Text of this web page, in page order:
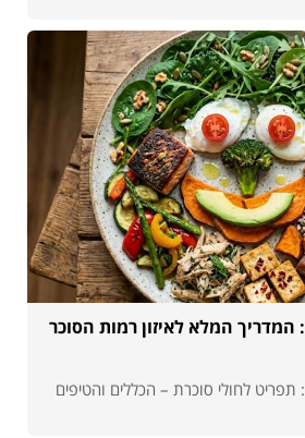
המדריך המלא לאיזון רמות הסוכר
לחולי סוכרת – הכללים והטיפים